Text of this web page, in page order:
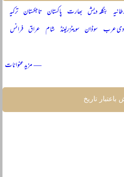
بنگلہ دیش بھارت پاکستان تاجکستان ترکیہ
عرب سوڈان سویٹزرلینڈ شام عراق فرانس
— مزید عنوانات
باعتبار تاریخ